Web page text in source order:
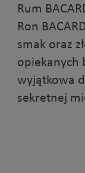
Rum
Ron
smak oraz
opiekanych
wyjątkowa
sekretnej